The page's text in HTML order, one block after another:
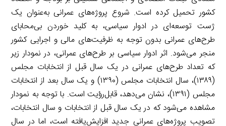
کشور تحمیل کرده است. شروع پروژه‌های عمرانی به‌عنوان یک
ژست توسعه‌ای در ادوار سیاسی، به کلید خوردن بی‌محابای
طرح‌های عمرانی بدون توجه به ظرفیت‌های مالی و اجرایی کشور
منجر می‌شود. اثر ادوار سیاسی بر طرح‌های عمرانی، در نمودار زیر
که تعداد طرح‌های عمرانی در یک سال قبل از انتخابات مجلس
(۱۳۸۹)، سال انتخابات مجلس (۱۳۹۰) و یک سال بعد از انتخابات
مجلس (۱۳۹۱)، نشان می‌دهد، قابل‌رؤیت است. با توجه به نمودار
مشاهده می‌شود که در یک سال قبل از انتخابات و سال انتخابات،
تصویب پروژه‌های عمرانی جدید افزایش‌یافته است، اما در سال